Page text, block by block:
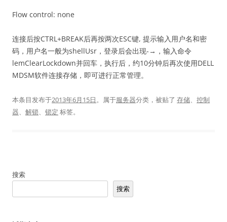
Flow control: none
连接后按CTRL+BREAK后再按两次ESC键, 提示输入用户名和密
码，用户名一般为shellUsr，登录后会出现-→，输入命令
lemClearLockdown并回车，执行后，约10分钟后再次使用DELL
MDSM软件连接存储，即可进行正常管理。
本条目发布于2013年6月15日。属于服务器分类，被贴了 存储、 控制
器、 解锁、 锁定 标签。
搜索
搜索